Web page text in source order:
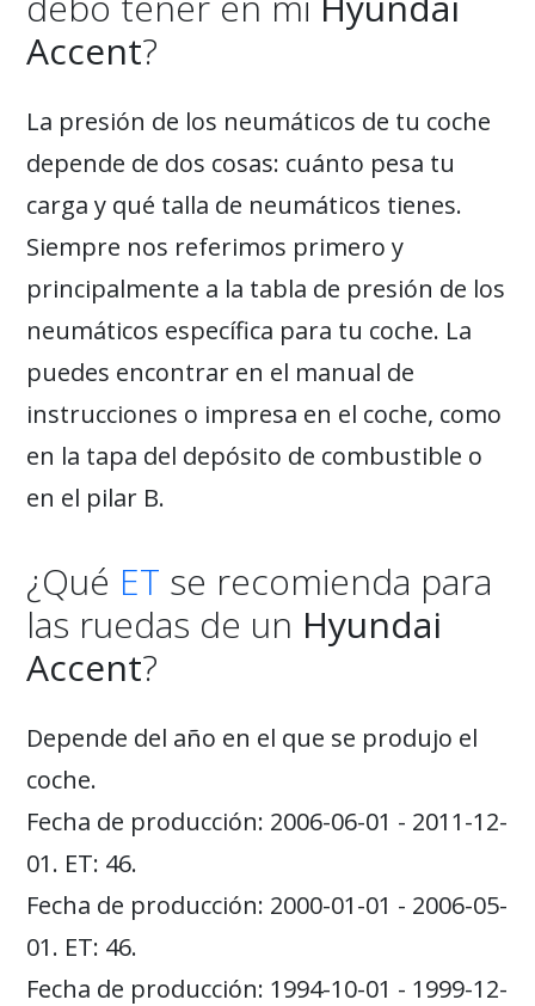
Accent?
La presión de los neumáticos de tu coche
depende de dos cosas: cuánto pesa tu
carga y qué talla de neumáticos tienes.
Siempre nos referimos primero y
principalmente a la tabla de presión de los
neumáticos específica para tu coche. La
puedes encontrar en el manual de
instrucciones o impresa en el coche, como
en la tapa del depósito de combustible o
en el pilar B.
¿Qué ET se recomienda para
las ruedas de un Hyundai
Accent?
Depende del año en el que se produjo el
coche.
Fecha de producción: 2006-06-01 - 2011-12-
01. ET: 46.
Fecha de producción: 2000-01-01 - 2006-05-
01. ET: 46.
Fecha de producción: 1994-10-01 - 1999-12-